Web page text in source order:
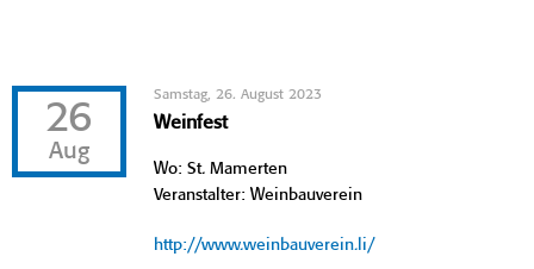
26
Aug
Samstag, 26. August 2023
Weinfest
Wo: St. Mamerten
Veranstalter: Weinbauverein
http://www.weinbauverein.li/